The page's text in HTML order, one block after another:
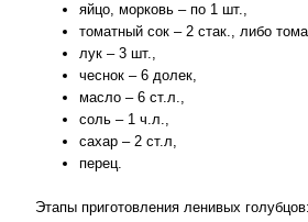
яйцо, морковь – по 1 шт.,
томатный сок – 2 стак., либо
лук – 3 шт.,
чеснок – 6 долек,
масло – 6 ст.л.,
соль – 1 ч.л.,
сахар – 2 ст.л,
перец.
Этапы приготовления ленивых